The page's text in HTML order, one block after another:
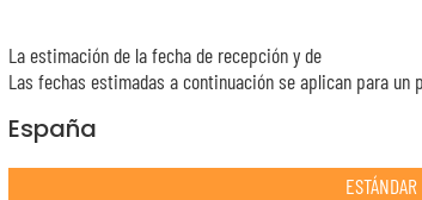
La estimación de la fecha de recepción y de los gastos
Las fechas estimadas a continuación se aplican para un
España
ESTÁNDAR